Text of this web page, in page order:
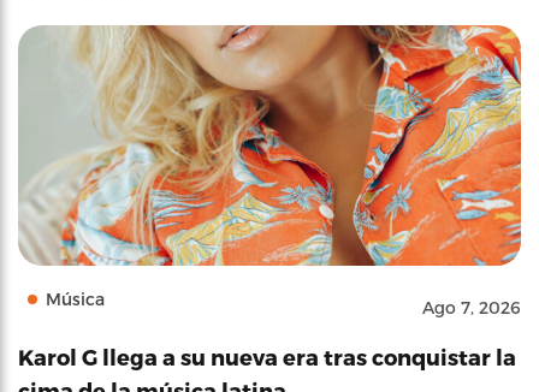
Música Ago 7, 2026
Karol G llega a su nueva era tras conquistar la